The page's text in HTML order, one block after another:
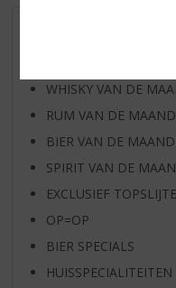
WHISKY VAN DE
RUM VAN DE MAAND
BIER VAN DE MAAND
SPIRIT VAN DE
EXCLUSIEF
OP=OP
BIER SPECIALS
HUISSPECIALITEITEN